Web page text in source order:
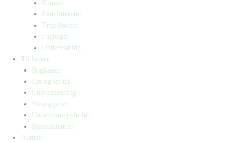
Krimier
Skønlitteratur
True Stories
Fagbøger
Undervisning
Til lærere
Bogkasser
Lix og let-tal
Universlæsning
Elevopgaver
Undervisningsforløb
Messekalender
Aktuelt